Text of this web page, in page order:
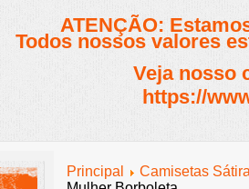
ATENÇÃO:
Todos nossos valores
Veja nosso
https://
Principal
Camisetas